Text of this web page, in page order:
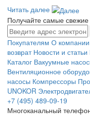
Читать далее
Получайте самые
Покупателям О компании
возврат Новости и статьи
Каталог Вакуумные
Вентиляционное
насосы Компрессоры
UNOKOR
+7 (495) 489-09-19
Многоканальный